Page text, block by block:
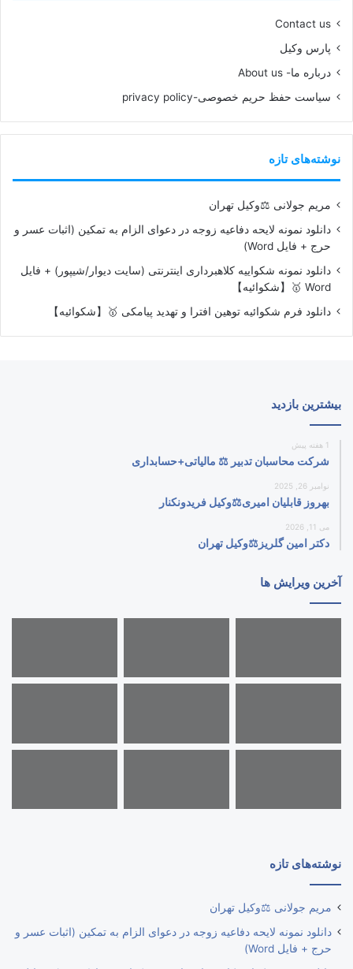
Contact us
پارس وکیل
درباره ما- About us
سیاست حفظ حریم خصوصی-privacy policy
نوشته‌های تازه
مریم جولانی ⚖️وکیل تهران
دانلود نمونه لایحه دفاعیه زوجه در دعوای الزام به تمکین (اثبات عسر و
حرج + فایل Word)
دانلود نمونه شکواییه کلاهبرداری اینترنتی (سایت دیوار/شیپور) + فایل
Word 🥇【شکوائیه】
دانلود فرم شکوائیه توهین افترا و تهدید پیامکی 🥇【شکوائیه】
بیشترین بازدید
1 هفته پیش
شرکت محاسبان تدبیر ⚖️ مالیاتی+حسابداری
نوامبر 26, 2025
بهروز قابلیان امیری⚖️وکیل فریدونکنار
می 11, 2026
دکتر امین گلریز⚖️وکیل تهران
آخرین ویرایش ها
نوشته‌های تازه
مریم جولانی ⚖️وکیل تهران
دانلود نمونه لایحه دفاعیه زوجه در دعوای الزام به تمکین (اثبات عسر و
حرج + فایل Word)